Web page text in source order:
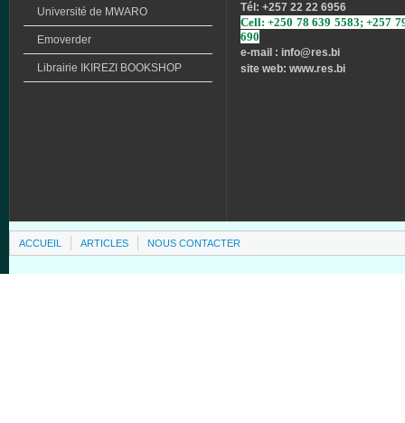
Université de MWARO
Emoverder
Librairie IKIREZI BOOKSHOP
Tél : +257 22 22 6956
Cell: +250 78 639 5583; +257
690
e-mail : info@res.bi
site web: www.res.bi
ACCUEIL ARTICLES NOUS CONTACTER